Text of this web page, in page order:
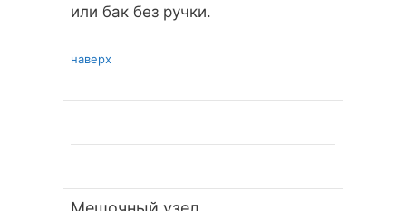
или бак без ручки.
наверх